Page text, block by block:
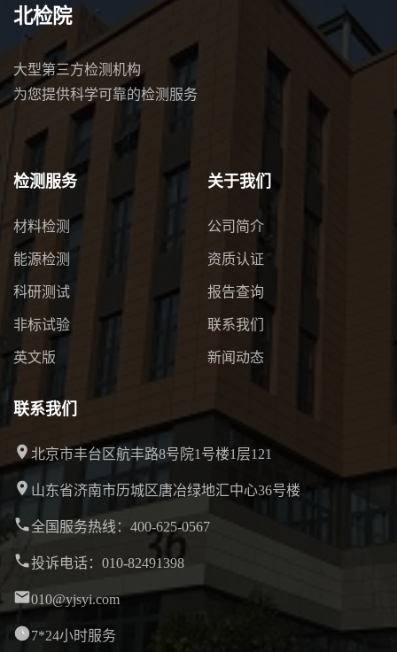
北检院
大型第三方检测机构
为您提供科学可靠的检测服务
检测服务
材料检测
能源检测
科研测试
非标试验
英文版
关于我们
公司简介
资质认证
报告查询
联系我们
新闻动态
联系我们
北京市丰台区航丰路8号院1号楼1层121
山东省济南市历城区唐冶绿地汇中心36号楼
全国服务热线：400-625-0567
投诉电话：010-82491398
010@yjsyi.com
7*24小时服务